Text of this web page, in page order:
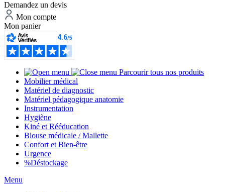
Demandez un devis
Mon compte
Mon panier
Parcourir tous nos produits
Mobilier médical
Matériel de diagnostic
Matériel pédagogique anatomie
Instrumentation
Hygiène
Kiné et Rééducation
Blouse médicale / Mallette
Confort et Bien-être
Urgence
%Déstockage
Menu